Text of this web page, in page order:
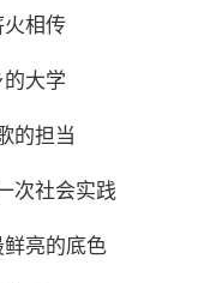
火相传
大学
的担当
次社会实践
亮的底色